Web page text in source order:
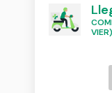
VIER)